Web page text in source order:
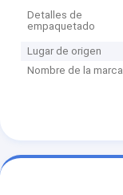
Detalles de
empaquetado
Lugar de origen
Nombre de la marca